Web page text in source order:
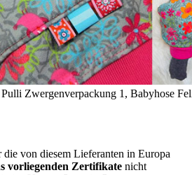
Zwergenverpackung 1, Babyhose
von diesem Lieferanten in Europa
vorliegenden Zertifikate nicht